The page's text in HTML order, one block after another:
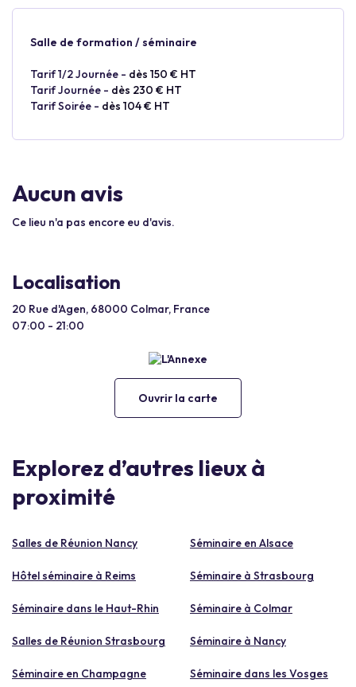
Salle de formation / séminaire
Tarif 1/2 Journée - dès 150 € HT
Tarif Journée - dès 230 € HT
Tarif Soirée - dès 104 € HT
Aucun avis
Ce lieu n'a pas encore eu d'avis.
Localisation
20 Rue d'Agen, 68000 Colmar, France
07:00 - 21:00
Ouvrir la carte
Explorez d’autres lieux à
proximité
Salles de Réunion Nancy Séminaire en Alsace
Hôtel séminaire à Reims Séminaire à Strasbourg
Séminaire dans le Haut-Rhin Séminaire à Colmar
Salles de Réunion Strasbourg Séminaire à Nancy
Séminaire en Champagne Séminaire dans les Vosges